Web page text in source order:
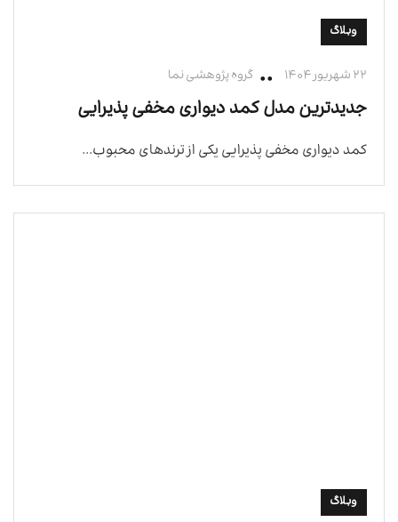
وبلاگ
۲۲ شهریور ۱۴۰۴ گروه پژوهشی نما
جدیدترین مدل کمد دیواری مخفی پذیرایی
کمد دیواری مخفی پذیرایی یکی از ترندهای محبوب...
وبلاگ